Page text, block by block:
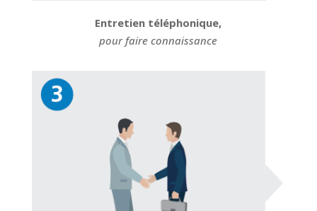
Entretien téléphonique,
pour faire connaissance